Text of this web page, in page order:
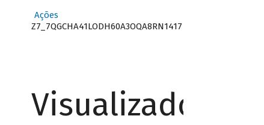
Ações
Z7_7QGCHA41LODH60A3OQA8RN1417
Visualizador